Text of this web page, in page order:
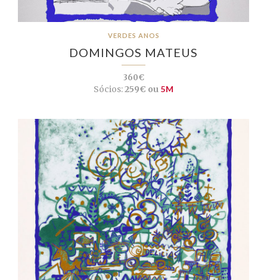
VERDES ANOS
DOMINGOS MATEUS
360€
Sócios:259€ ou 5M